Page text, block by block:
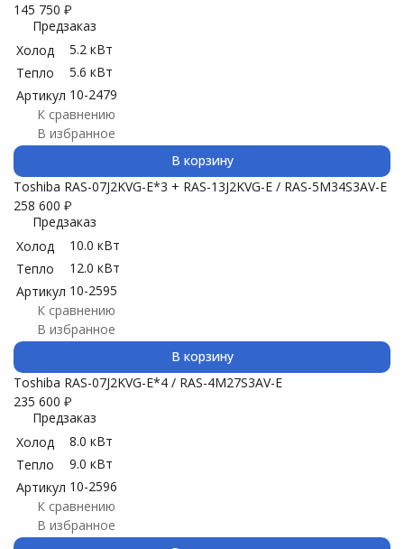
145 750 ₽
Предзаказ
Холод
5.2 кВт
Тепло
5.6 кВт
Артикул 10-2479
К сравнению
В избранное
В корзину
Toshiba RAS-07J2KVG-E*3 + RAS-13J2KVG-E / RAS-5M34S3AV-E
258 600 ₽
Предзаказ
Холод
10.0 кВт
Тепло
12.0 кВт
Артикул 10-2595
К сравнению
В избранное
В корзину
Toshiba RAS-07J2KVG-E*4 / RAS-4M27S3AV-E
235 600 ₽
Предзаказ
Холод
8.0 кВт
Тепло
9.0 кВт
Артикул 10-2596
К сравнению
В избранное